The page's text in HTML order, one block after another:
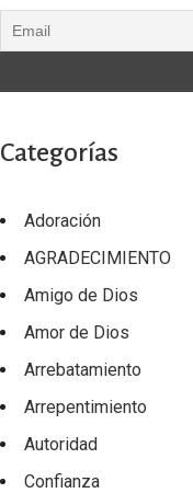
Categorías
Adoración
AGRADECIMIENTO
Amigo de Dios
Amor de Dios
Arrebatamiento
Arrepentimiento
Autoridad
Confianza